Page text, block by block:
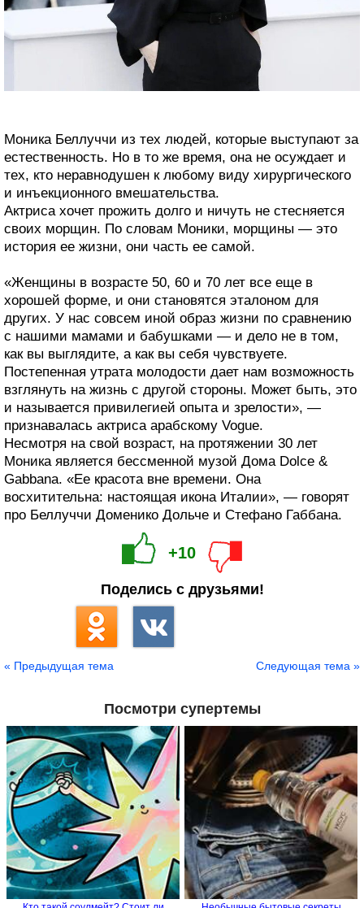
Моника Беллуччи из тех людей, которые выступают за
естественность. Но в то же время, она не осуждает и
тех, кто неравнодушен к любому виду хирургического
и инъекционного вмешательства.
Актриса хочет прожить долго и ничуть не стесняется
своих морщин. По словам Моники, морщины — это
история ее жизни, они часть ее самой.
«Женщины в возрасте 50, 60 и 70 лет все еще в
хорошей форме, и они становятся эталоном для
других. У нас совсем иной образ жизни по сравнению
с нашими мамами и бабушками — и дело не в том,
как вы выглядите, а как вы себя чувствуете.
Постепенная утрата молодости дает нам возможность
взглянуть на жизнь с другой стороны. Может быть, это
и называется привилегией опыта и зрелости», —
признавалась актриса арабскому Vogue.
Несмотря на свой возраст, на протяжении 30 лет
Моника является бессменной музой Дома Dolce &
Gabbana. «Ее красота вне времени. Она
восхитительна: настоящая икона Италии», — говорят
про Беллуччи Доменико Дольче и Стефано Габбана.
+10
Поделись с друзьями!
« Предыдущая тема Следующая тема »
Посмотри супертемы